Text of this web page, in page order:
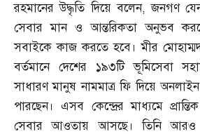
রহমানের উদ্ধৃতি দিয়ে বলেন,জনগণ
সেবার মান ও আন্তরিকতা অনুভব
সবাইকে কাজ করতে হবে। মীর
বর্তমানে দেশের ১৯৩টি ভূমিসেবা
সাধারণ মানুষ নামমাত্র ফি দিয়ে
পারছেন। এসব কেন্দ্রের মাধ্যমে
সেবার আওতায় আসছে। তিনি আরও